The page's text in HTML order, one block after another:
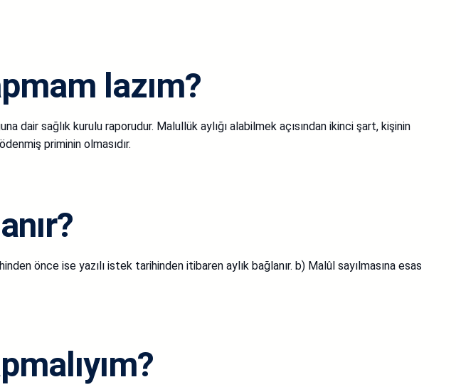
lazım?
dair sağlık kurulu raporudur. Malullük aylığı alabilmek açısından ikinci şart, kişinin
priminin olmasıdır.
önce ise yazılı istek tarihinden itibaren aylık bağlanır. b) Malûl sayılmasına esas